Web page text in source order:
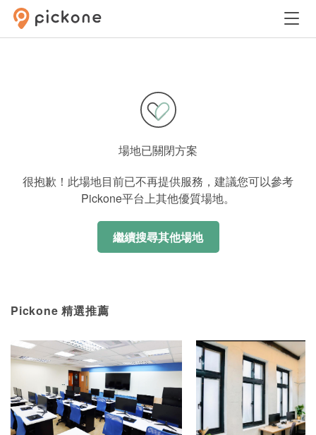
場地已關閉方案
很抱歉！此場地目前已不再提供服務，建議您可以參考
Pickone平台上其他優質場地。
繼續搜尋其他場地
Pickone 精選推薦